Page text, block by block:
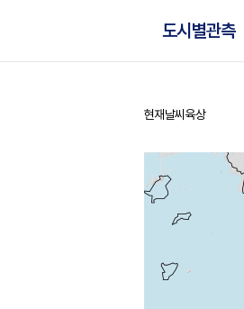
도시별관측
홈
현재날씨 육상